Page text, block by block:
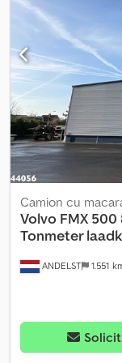
SUNT NETE,
Wouter Greutink
străduim să oferim
deriva drepturi din
ANDELST 1.551
Camion cu
Volvo FMX 500
Tonmeter